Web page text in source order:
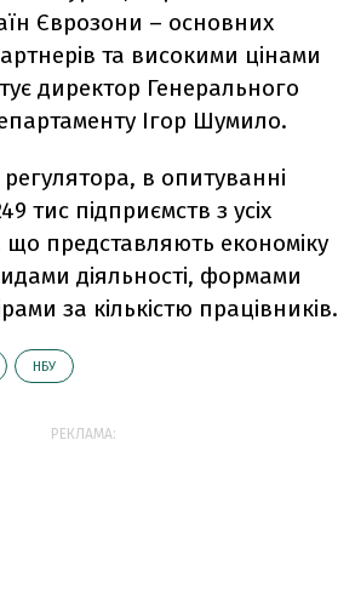
Єврозони – основних
та високими цінами
директор Генерального
Ігор Шумило.
в опитуванні
тис підприємств з усіх
що представляють економіку
діяльності, формами
за кількістю працівників.
НБУ
РЕКЛАМА: